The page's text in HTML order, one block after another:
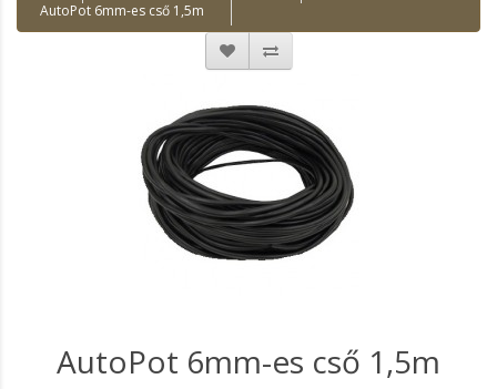
AutoPot 6mm-es cső 1,5m
AutoPot 6mm-es cső 1,5m